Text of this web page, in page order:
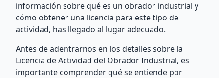
información sobre qué es un obrador industrial y
cómo obtener una licencia para este tipo de
actividad, has llegado al lugar adecuado.
Antes de adentrarnos en los detalles sobre la
Licencia de Actividad del Obrador Industrial, es
importante comprender qué se entiende por